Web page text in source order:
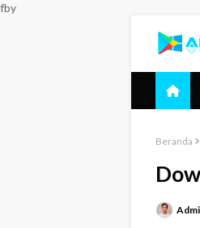
fby
Beranda